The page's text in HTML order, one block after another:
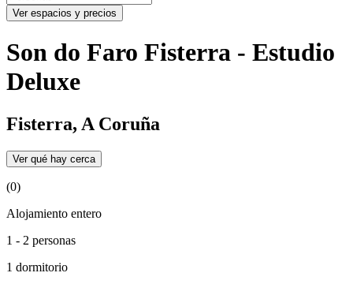
Ver espacios y precios
Son do Faro Fisterra - Estudio
Deluxe
Fisterra, A Coruña
Ver qué hay cerca
(0)
Alojamiento entero
1 - 2 personas
1 dormitorio